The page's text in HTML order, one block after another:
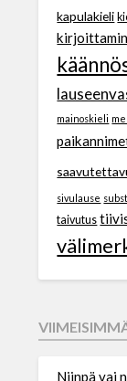
kapulakieli
mainoskieli
sivulause
taivutus
Niinpä vai